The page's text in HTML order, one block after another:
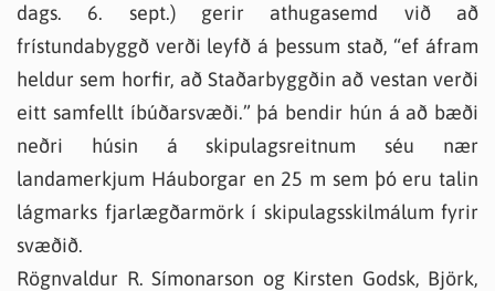
dags. 6. sept.) gerir athugasemd við að
frístundabyggð verði leyfð á þessum stað, “ef áfram
heldur sem horfir, að Staðarbyggðin að vestan verði
eitt samfellt íbúðarsvæði.” þá bendir hún á að bæði
neðri húsin á skipulagsreitnum séu nær
landamerkjum Háuborgar en 25 m sem þó eru talin
lágmarks fjarlægðarmörk í skipulagsskilmálum fyrir
svæðið.
Rögnvaldur R. Símonarson og Kirsten Godsk, Björk,